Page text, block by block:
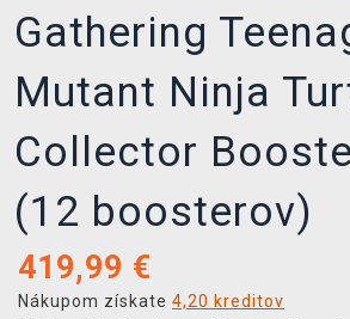
Gathering
Mutant Ninja
Collector
(12 boosterov)
419,99 €
Nákupom získate 4,20 kreditov